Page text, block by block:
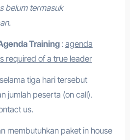
belum termasuk
Training : agenda
required of a true leader
tiga hari tersebut
jumlah peserta (on call).
us.
membutuhkan paket in house